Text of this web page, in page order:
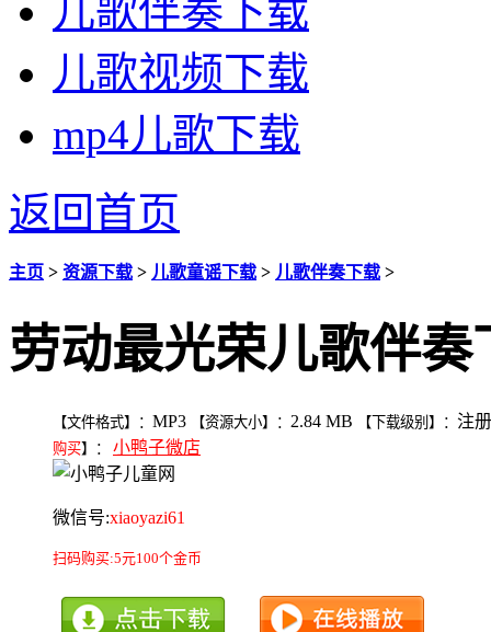
儿歌伴奏下载
儿歌视频下载
mp4儿歌下载
返回首页
主页 > 资源下载 > 儿歌童谣下载 > 儿歌伴奏下载 >
劳动最光荣儿歌伴奏
【文件格式】： MP3 【资源大小】： 2.84 MB 【下载级别】： 注
购买】： 小鸭子微店
微信号:xiaoyazi61
扫码购买:5元100个金币